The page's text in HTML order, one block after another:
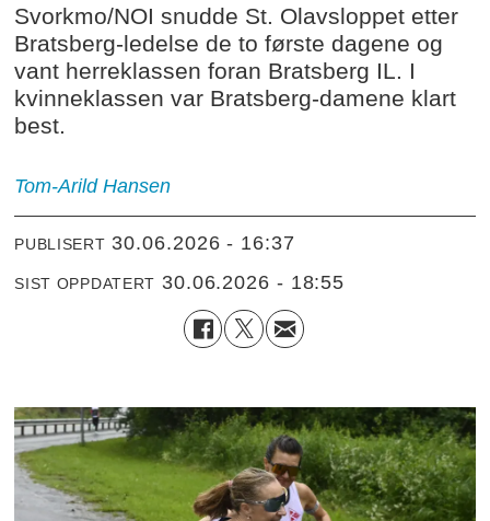
Svorkmo/NOI snudde St. Olavsloppet etter
Bratsberg-ledelse de to første dagene og
vant herreklassen foran Bratsberg IL. I
kvinneklassen var Bratsberg-damene klart
best.
Tom-Arild Hansen
PUBLISERT 30.06.2026 - 16:37
SIST OPPDATERT 30.06.2026 - 18:55